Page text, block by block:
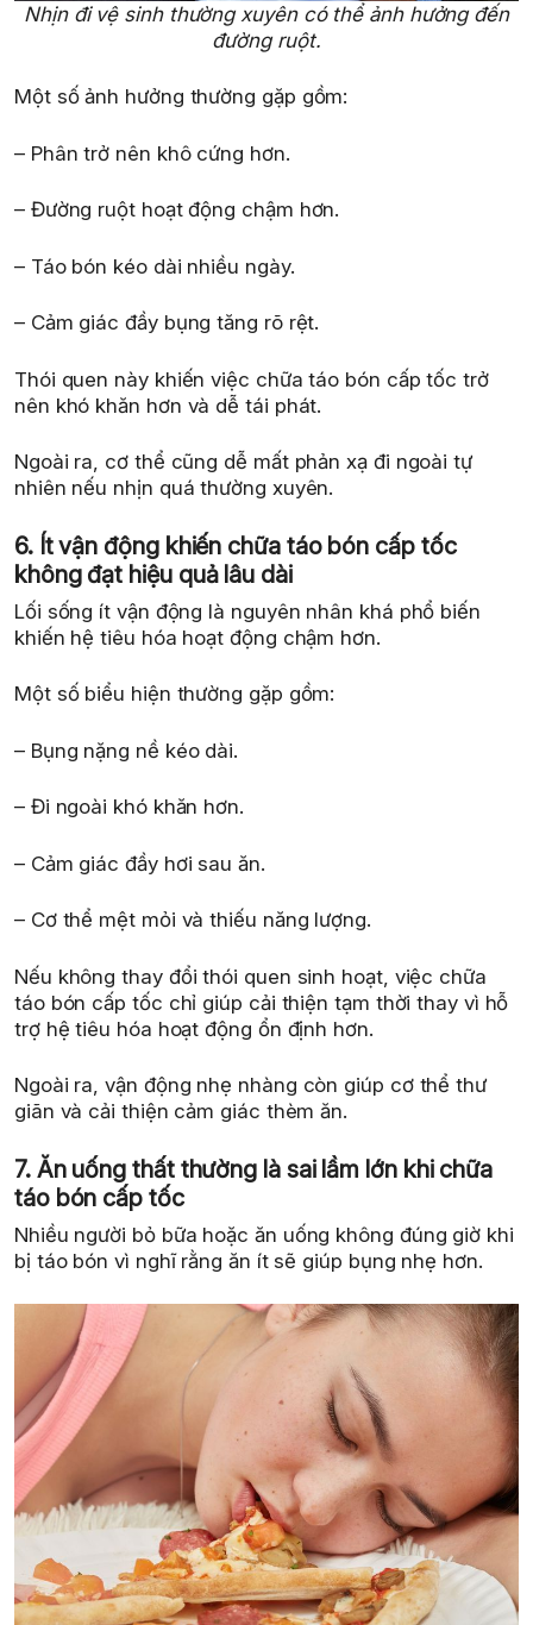
Nhịn đi vệ sinh thường xuyên có thể ảnh hưởng đến
đường ruột.
Một số ảnh hưởng thường gặp gồm:
– Phân trở nên khô cứng hơn.
– Đường ruột hoạt động chậm hơn.
– Táo bón kéo dài nhiều ngày.
– Cảm giác đầy bụng tăng rõ rệt.
Thói quen này khiến việc chữa táo bón cấp tốc trở
nên khó khăn hơn và dễ tái phát.
Ngoài ra, cơ thể cũng dễ mất phản xạ đi ngoài tự
nhiên nếu nhịn quá thường xuyên.
6. Ít vận động khiến chữa táo bón cấp tốc
không đạt hiệu quả lâu dài
Lối sống ít vận động là nguyên nhân khá phổ biến
khiến hệ tiêu hóa hoạt động chậm hơn.
Một số biểu hiện thường gặp gồm:
– Bụng nặng nề kéo dài.
– Đi ngoài khó khăn hơn.
– Cảm giác đầy hơi sau ăn.
– Cơ thể mệt mỏi và thiếu năng lượng.
Nếu không thay đổi thói quen sinh hoạt, việc chữa
táo bón cấp tốc chỉ giúp cải thiện tạm thời thay vì hỗ
trợ hệ tiêu hóa hoạt động ổn định hơn.
Ngoài ra, vận động nhẹ nhàng còn giúp cơ thể thư
giãn và cải thiện cảm giác thèm ăn.
7. Ăn uống thất thường là sai lầm lớn khi chữa
táo bón cấp tốc
Nhiều người bỏ bữa hoặc ăn uống không đúng giờ khi
bị táo bón vì nghĩ rằng ăn ít sẽ giúp bụng nhẹ hơn.